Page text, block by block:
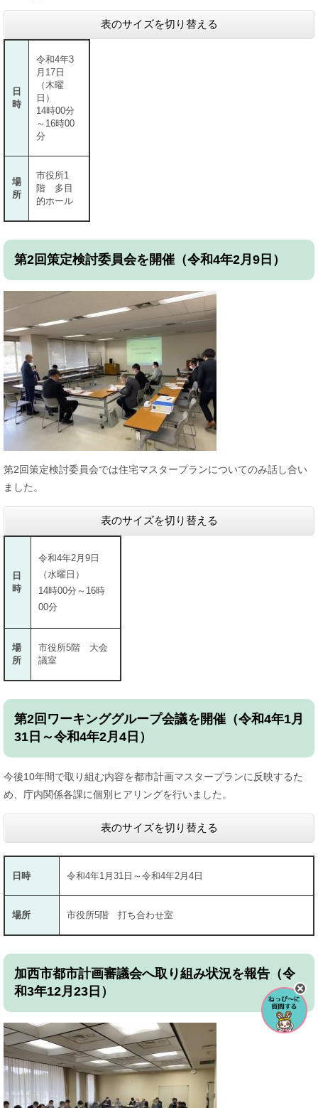
表のサイズを切り替える
日
時
令和4年3
月17日
（木曜
日）
14時00分
～16時00
分
場
所
市役所1
階 多目
的ホール
第2回策定検討委員会を開催（令和4年2月9日）
第2回策定検討委員会では住宅マスタープランについてのみ話し合い
ました。
表のサイズを切り替える
日
時
令和4年2月9日
（水曜日）
14時00分～16時
00分
場
所
市役所5階 大会
議室
第2回ワーキンググループ会議を開催（令和4年1月
31日～令和4年2月4日）
今後10年間で取り組む内容を都市計画マスタープランに反映するた
め、庁内関係各課に個別ヒアリングを行いました。
表のサイズを切り替える
日時 令和4年1月31日～令和4年2月4日
場所 市役所5階 打ち合わせ室
加西市都市計画審議会へ取り組み状況を報告（令
和3年12月23日）